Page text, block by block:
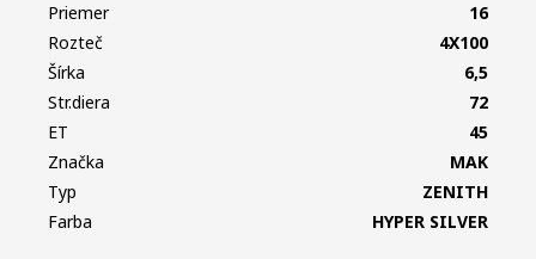
Priemer
16
Rozteč
4X100
Šírka
6,5
Str.diera
72
ET
45
Značka
MAK
Typ
ZENITH
Farba
HYPER SILVER